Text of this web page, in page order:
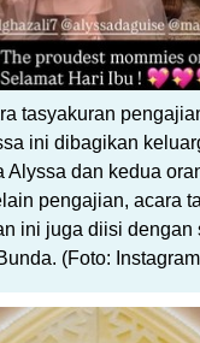
tasyakuran
ini dibagikan
Alyssa dan kedua
pengajian, acara
ini juga diisi dengan
(Foto: